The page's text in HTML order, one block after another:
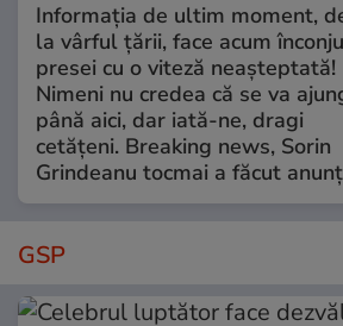
Informația de ultim moment,
la vârful țării, face acum
presei cu o viteză neașteptată!
Nimeni nu credea că se va
până aici, dar iată-ne, dragi
cetățeni. Breaking news, Sorin
Grindeanu tocmai a făcut
GSP